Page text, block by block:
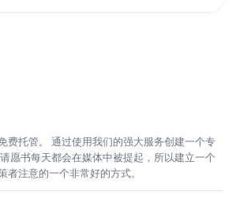
费托管。 通过使用我们的强大服务创建一个专
愿书每天都会在媒体中被提起，所以建立一个
注意的一个非常好的方式。